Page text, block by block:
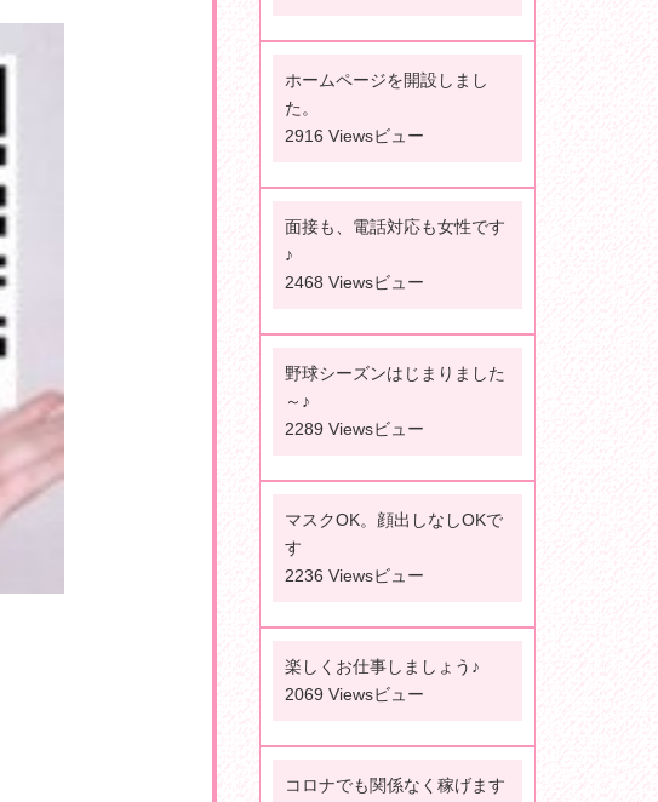
ホームページを開設しまし
た。
2916 Viewsビュー
面接も、電話対応も女性です
♪
2468 Viewsビュー
野球シーズンはじまりました
～♪
2289 Viewsビュー
マスクOK。顔出しなしOKで
す
2236 Viewsビュー
楽しくお仕事しましょう♪
2069 Viewsビュー
コロナでも関係なく稼げます